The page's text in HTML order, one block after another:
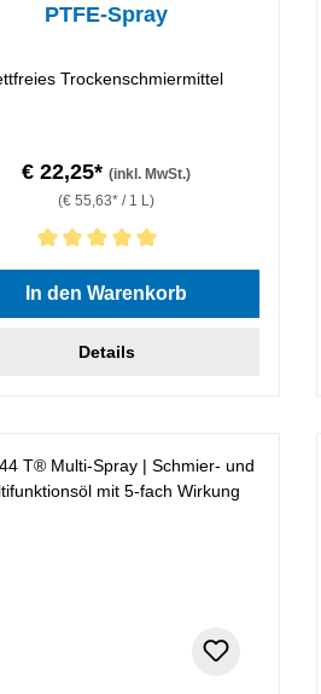
PTFE-Spray
Trockenschmiermittel
€ 22,25*(inkl. MwSt.)
(€ 55,63* / 1 L)
Bewertung von 5 von 5 Sternen
In den Warenkorb
Details